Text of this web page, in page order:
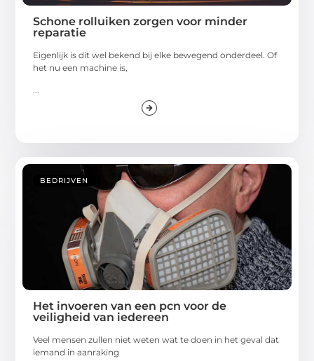
Schone rolluiken zorgen voor minder
reparatie
Eigenlijk is dit wel bekend bij elke bewegend onderdeel. Of
het nu een machine is,
...
BEDRIJVEN
Het invoeren van een pcn voor de
veiligheid van iedereen
Veel mensen zullen niet weten wat te doen in het geval dat
iemand in aanraking